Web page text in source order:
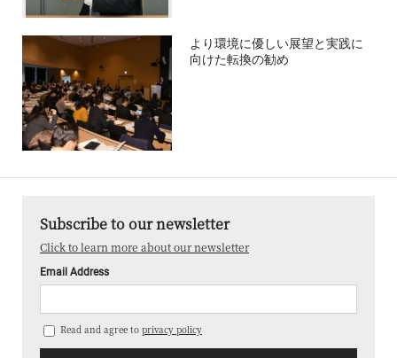
より環境に優しい展望と実践に
向けた転換の勧め
Subscribe to our newsletter
Click to learn more about our newsletter
Email Address
Read and agree to privacy policy